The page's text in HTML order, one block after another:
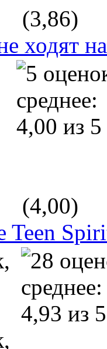
(3,86)
ходят
(4,00)
Teen